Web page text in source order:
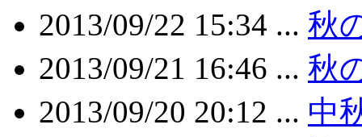
2013/09/22 15:34 ... 秋
2013/09/21 16:46 ... 秋
2013/09/20 20:12 ... 中